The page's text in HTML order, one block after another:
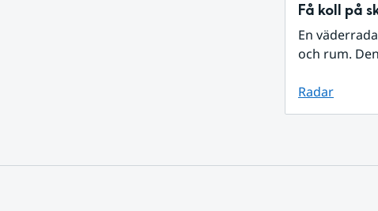
Få koll på
En
och rum.
Radar